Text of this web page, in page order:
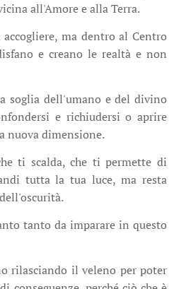
all'Amore e alla Terra.
ma dentro al Centro
e creano le realtà e non
soglia dell'umano e del divino
e richiudersi o aprire
nuova dimensione.
ti scalda, che ti permette di
tutta la tua luce, ma resta
tanto da imparare in questo
rilasciando il veleno per poter